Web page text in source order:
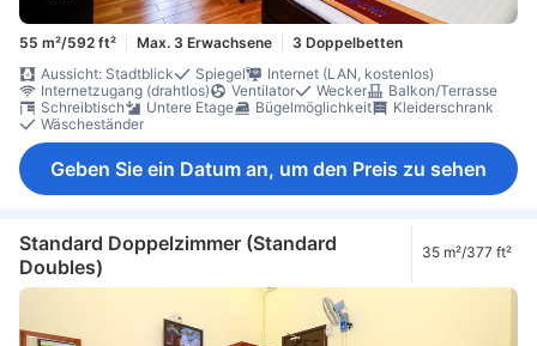
55 m²/592 ft² Max. 3 Erwachsene
3 Doppelbetten
Aussicht: Stadtblick
Spiegel
Internet (LAN, kostenlos)
Internetzugang (drahtlos)
Ventilator Wecker
Balkon/Terrasse
Schreibtisch
Untere Etage Bügelmöglichkeit
Kleiderschrank
Wäscheständer
Geben Sie ein Datum an, um den Preis zu sehen
Standard Doppelzimmer (Standard
Doubles)
35 m²/377 ft²